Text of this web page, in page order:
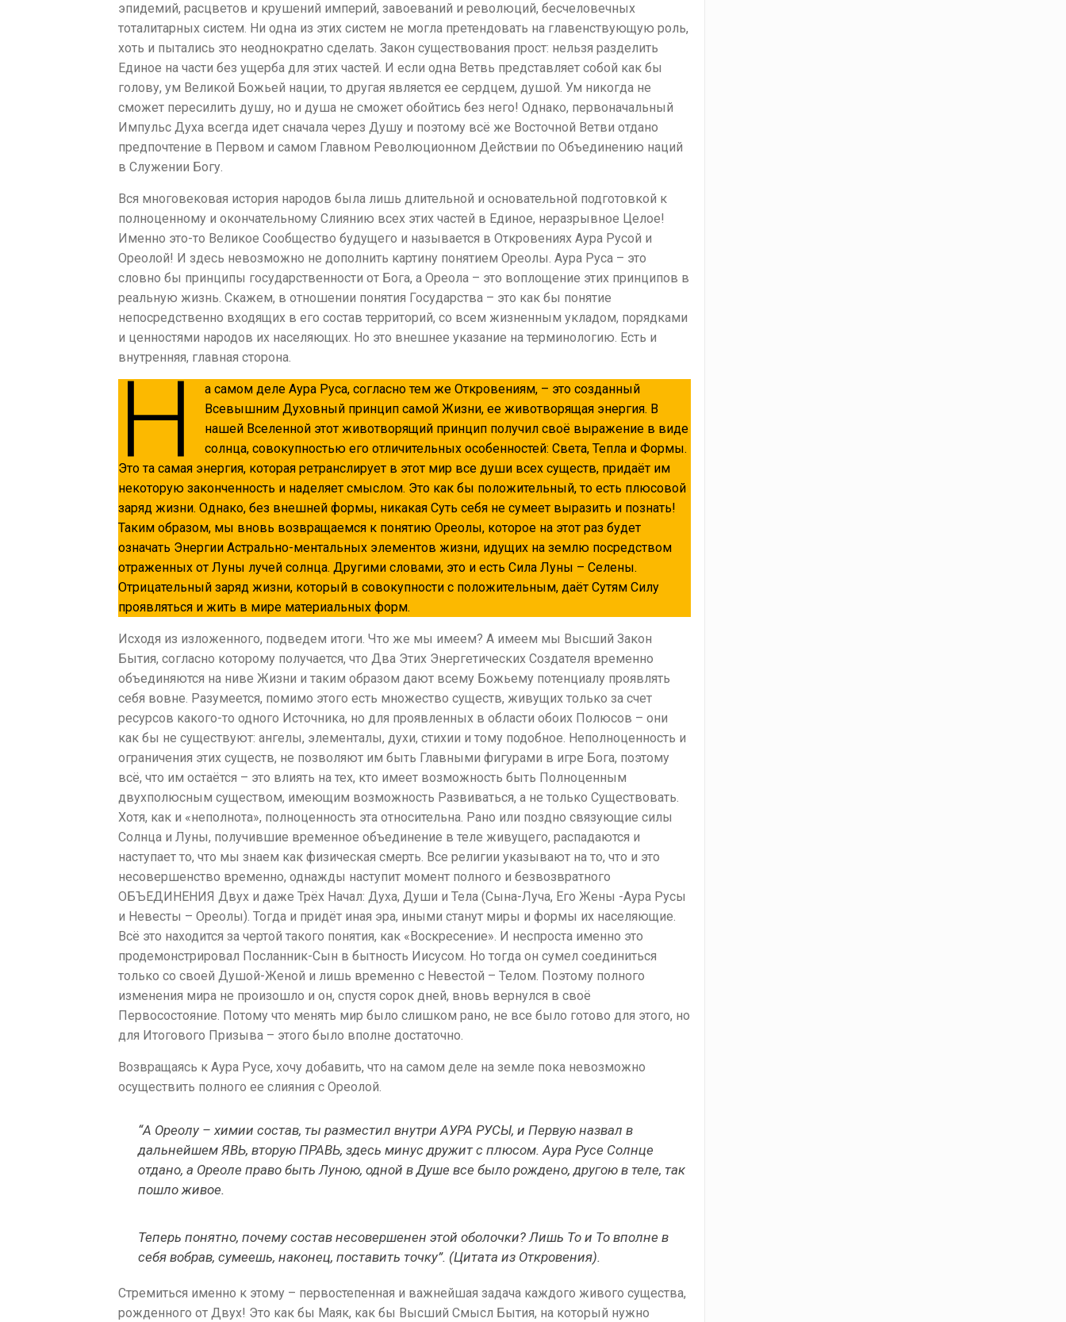
эпидемий, расцветов и крушений империй, завоеваний и революций, бесчеловечных
тоталитарных систем. Ни одна из этих систем не могла претендовать на главенствующую роль,
хоть и пытались это неоднократно сделать. Закон существования прост: нельзя разделить
Единое на части без ущерба для этих частей. И если одна Ветвь представляет собой как бы
голову, ум Великой Божьей нации, то другая является ее сердцем, душой. Ум никогда не
сможет пересилить душу, но и душа не сможет обойтись без него! Однако, первоначальный
Импульс Духа всегда идет сначала через Душу и поэтому всё же Восточной Ветви отдано
предпочтение в Первом и самом Главном Революционном Действии по Объединению наций
в Служении Богу.
Вся многовековая история народов была лишь длительной и основательной подготовкой к
полноценному и окончательному Слиянию всех этих частей в Единое, неразрывное Целое!
Именно это-то Великое Сообщество будущего и называется в Откровениях Аура Русой и
Ореолой! И здесь невозможно не дополнить картину понятием Ореолы. Аура Руса – это
словно бы принципы государственности от Бога, а Ореола – это воплощение этих принципов в
реальную жизнь. Скажем, в отношении понятия Государства – это как бы понятие
непосредственно входящих в его состав территорий, со всем жизненным укладом, порядками
и ценностями народов их населяющих. Но это внешнее указание на терминологию. Есть и
внутренняя, главная сторона.
Н
а самом деле Аура Руса, согласно тем же Откровениям, – это созданный
Всевышним Духовный принцип самой Жизни, ее животворящая энергия. В
нашей Вселенной этот животворящий принцип получил своё выражение в виде
солнца, совокупностью его отличительных особенностей: Света, Тепла и Формы.
Это та самая энергия, которая ретранслирует в этот мир все души всех существ, придаёт им
некоторую законченность и наделяет смыслом. Это как бы положительный, то есть плюсовой
заряд жизни. Однако, без внешней формы, никакая Суть себя не сумеет выразить и познать!
Таким образом, мы вновь возвращаемся к понятию Ореолы, которое на этот раз будет
означать Энергии Астрально-ментальных элементов жизни, идущих на землю посредством
отраженных от Луны лучей солнца. Другими словами, это и есть Сила Луны – Селены.
Отрицательный заряд жизни, который в совокупности с положительным, даёт Сутям Силу
проявляться и жить в мире материальных форм.
Исходя из изложенного, подведем итоги. Что же мы имеем? А имеем мы Высший Закон
Бытия, согласно которому получается, что Два Этих Энергетических Создателя временно
объединяются на ниве Жизни и таким образом дают всему Божьему потенциалу проявлять
себя вовне. Разумеется, помимо этого есть множество существ, живущих только за счет
ресурсов какого-то одного Источника, но для проявленных в области обоих Полюсов – они
как бы не существуют: ангелы, элементалы, духи, стихии и тому подобное. Неполноценность и
ограничения этих существ, не позволяют им быть Главными фигурами в игре Бога, поэтому
всё, что им остаётся – это влиять на тех, кто имеет возможность быть Полноценным
двухполюсным существом, имеющим возможность Развиваться, а не только Существовать.
Хотя, как и «неполнота», полноценность эта относительна. Рано или поздно связующие силы
Солнца и Луны, получившие временное объединение в теле живущего, распадаются и
наступает то, что мы знаем как физическая смерть. Все религии указывают на то, что и это
несовершенство временно, однажды наступит момент полного и безвозвратного
ОБЪЕДИНЕНИЯ Двух и даже Трёх Начал: Духа, Души и Тела (Сына-Луча, Его Жены -Аура Русы
и Невесты – Ореолы). Тогда и придёт иная эра, иными станут миры и формы их населяющие.
Всё это находится за чертой такого понятия, как «Воскресение». И неспроста именно это
продемонстрировал Посланник-Сын в бытность Иисусом. Но тогда он сумел соединиться
только со своей Душой-Женой и лишь временно с Невестой – Телом. Поэтому полного
изменения мира не произошло и он, спустя сорок дней, вновь вернулся в своё
Первосостояние. Потому что менять мир было слишком рано, не все было готово для этого, но
для Итогового Призыва – этого было вполне достаточно.
Возвращаясь к Аура Русе, хочу добавить, что на самом деле на земле пока невозможно
осуществить полного ее слияния с Ореолой.
“А Ореолу – химии состав, ты разместил внутри АУРА РУСЫ, и Первую назвал в
дальнейшем ЯВЬ, вторую ПРАВЬ, здесь минус дружит с плюсом. Аура Русе Солнце
отдано, а Ореоле право быть Луною, одной в Душе все было рождено, другою в теле, так
пошло живое.
Теперь понятно, почему состав несовершенен этой оболочки? Лишь То и То вполне в
себя вобрав, сумеешь, наконец, поставить точку”. (Цитата из Откровения).
Стремиться именно к этому – первостепенная и важнейшая задача каждого живого существа,
рожденного от Двух! Это как бы Маяк, как бы Высший Смысл Бытия, на который нужно